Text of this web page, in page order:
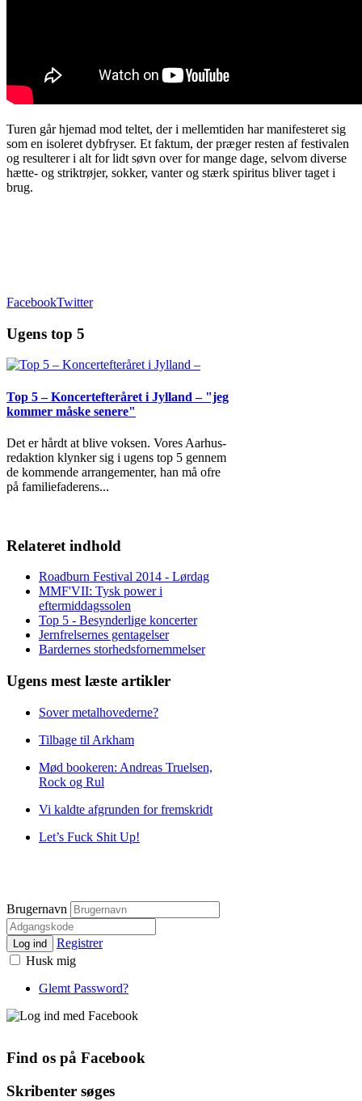
Turen går hjemad mod teltet, der i mellemtiden har manifesteret sig
som en isoleret dybfryser. Et faktum, der præger resten af festivalen
og resulterer i alt for lidt søvn over for mange dage, selvom diverse
hætte- og striktrøjer, sokker, vanter og stærk spiritus bliver taget i
brug.
FacebookTwitter
Ugens top 5
Top 5 – Koncertefteråret i Jylland – "jeg
kommer måske senere"
Det er hårdt at blive voksen. Vores Aarhus-
redaktion klynker sig i ugens top 5 gennem
de kommende arrangementer, han må ofre
på familiefaderens...
Relateret indhold
Roadburn Festival 2014 - Lørdag
MMF'VII: Tysk power i
eftermiddagssolen
Top 5 - Besynderlige koncerter
Jernfrelsernes gentagelser
Bardernes storhedsfornemmelser
Ugens mest læste artikler
Sover metalhovederne?
Tilbage til Arkham
Mød bookeren: Andreas Truelsen,
Rock og Rul
Vi kaldte afgrunden for fremskridt
Let’s Fuck Shit Up!
Brugernavn
Log ind
Registrer
Husk mig
Glemt Password?
Find os på Facebook
Skribenter søges